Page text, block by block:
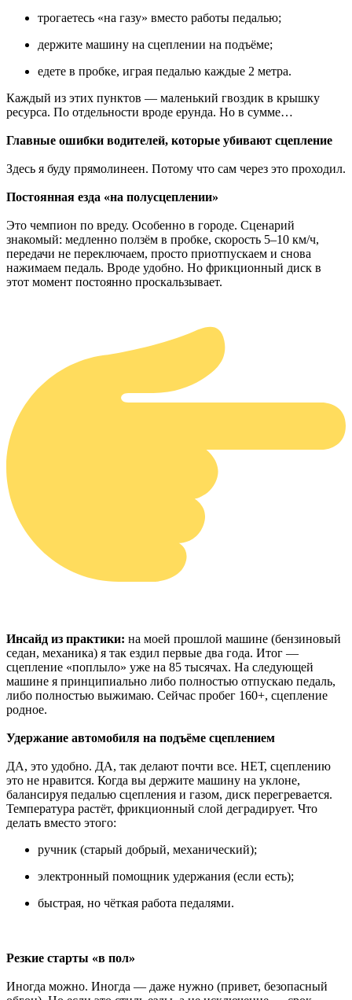
трогаетесь «на газу» вместо работы педалью;
держите машину на сцеплении на подъёме;
едете в пробке, играя педалью каждые 2 метра.
Каждый из этих пунктов — маленький гвоздик в крышку
ресурса. По отдельности вроде ерунда. Но в сумме…
Главные ошибки водителей, которые убивают сцепление
Здесь я буду прямолинеен. Потому что сам через это проходил.
Постоянная езда «на полусцеплении»
Это чемпион по вреду. Особенно в городе. Сценарий
знакомый: медленно ползём в пробке, скорость 5–10 км/ч,
передачи не переключаем, просто приотпускаем и снова
нажимаем педаль. Вроде удобно. Но фрикционный диск в
этот момент постоянно проскальзывает.
Инсайд из практики: на моей прошлой машине (бензиновый
седан, механика) я так ездил первые два года. Итог —
сцепление «поплыло» уже на 85 тысячах. На следующей
машине я принципиально либо полностью отпускаю педаль,
либо полностью выжимаю. Сейчас пробег 160+, сцепление
родное.
Удержание автомобиля на подъёме сцеплением
ДА, это удобно. ДА, так делают почти все. НЕТ, сцеплению
это не нравится. Когда вы держите машину на уклоне,
балансируя педалью сцепления и газом, диск перегревается.
Температура растёт, фрикционный слой деградирует. Что
делать вместо этого:
ручник (старый добрый, механический);
электронный помощник удержания (если есть);
быстрая, но чёткая работа педалями.
Резкие старты «в пол»
Иногда можно. Иногда — даже нужно (привет, безопасный